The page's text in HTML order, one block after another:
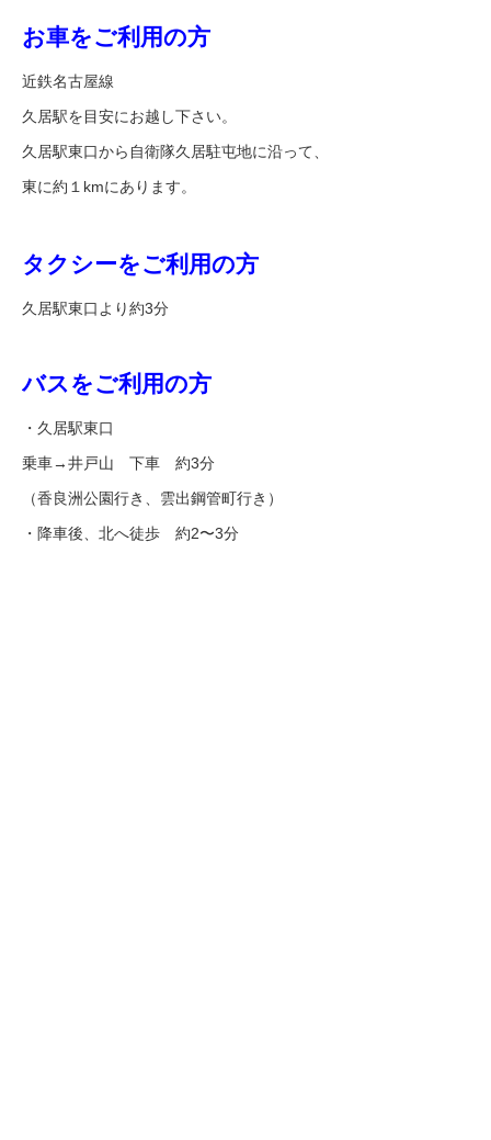
お車をご利用の方
近鉄名古屋線
久居駅を目安にお越し下さい。
久居駅東口から自衛隊久居駐屯地に沿って、
東に約１kmにあります。
タクシーをご利用の方
久居駅東口より約3分
バスをご利用の方
・久居駅東口
乗車→井戸山 下車 約3分
（香良洲公園行き、雲出鋼管町行き）
・降車後、北へ徒歩 約2〜3分